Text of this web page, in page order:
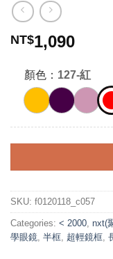
NT$1,090
顏色： 127-紅
SKU: f0120118_c057
Categories: < 2000, nxt(
學眼鏡, 半框, 超輕鏡框,